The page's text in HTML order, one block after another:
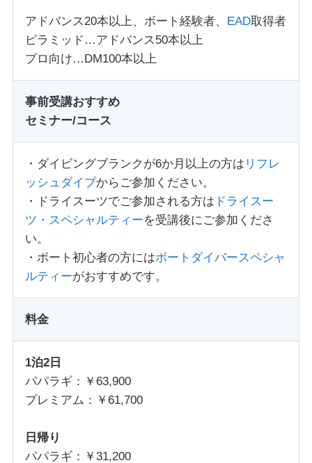
アドバンス20本以上、ボート経験者、 EAD取得者
ピラミッド…アドバンス50本以上
プロ向け…DM100本以上
事前受講おすすめ
セミナー/コース
・ダイビングブランクが6か月以上の方は リフレ
ッシュダイブからご参加ください。
・ドライスーツでご参加される方は ドライスー
ツ・スペシャルティーを受講後にご参加くださ
い。
・ボート初心者の方にはボートダイバースペシャ
ルティーがおすすめです。
料金
1泊2日
パパラギ：￥63,900
プレミアム：￥61,700
日帰り
パパラギ：￥31,200